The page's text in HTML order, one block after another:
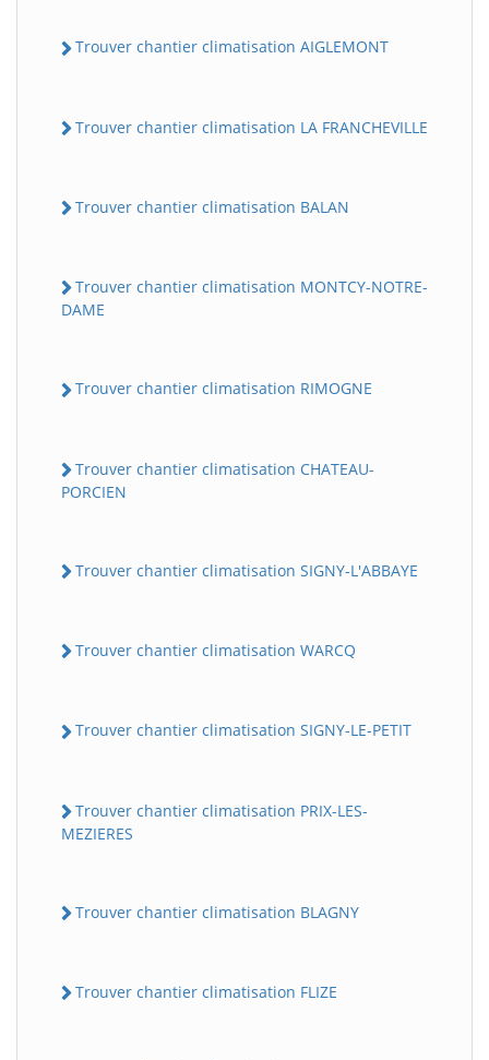
Trouver chantier climatisation AIGLEMONT
Trouver chantier climatisation LA FRANCHEVILLE
Trouver chantier climatisation BALAN
Trouver chantier climatisation MONTCY-NOTRE-
DAME
Trouver chantier climatisation RIMOGNE
Trouver chantier climatisation CHATEAU-
PORCIEN
Trouver chantier climatisation SIGNY-L'ABBAYE
Trouver chantier climatisation WARCQ
Trouver chantier climatisation SIGNY-LE-PETIT
Trouver chantier climatisation PRIX-LES-
MEZIERES
Trouver chantier climatisation BLAGNY
Trouver chantier climatisation FLIZE